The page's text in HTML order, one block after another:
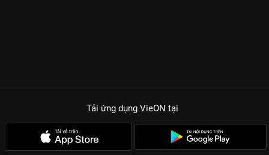
Tải ứng dụng VieON tại